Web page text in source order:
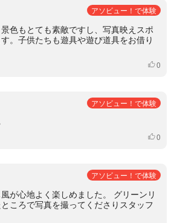
アソビュー！で体験
色もとても素敵ですし、写真映えスポ
。子供たちも遊具や遊び道具をお借り
いいね
0
アソビュー！で体験
いいね
0
アソビュー！で体験
が心地よく楽しめました。 グリーンリ
ころで写真を撮ってくださりスタッフ